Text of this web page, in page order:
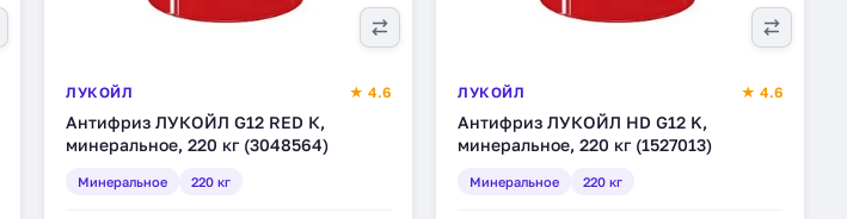
ЛУКОЙЛ ★ 4.6
Антифриз ЛУКОЙЛ G12 RED К,
минеральное, 220 кг (3048564)
Минеральное 220 кг
ЛУКОЙЛ ★ 4.6
Антифриз ЛУКОЙЛ HD G12 K,
минеральное, 220 кг (1527013)
Минеральное 220 кг